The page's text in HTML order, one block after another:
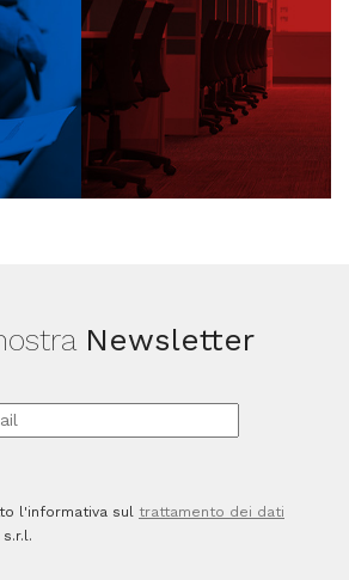
Newsletter
l'informativa sul trattamento dei dati